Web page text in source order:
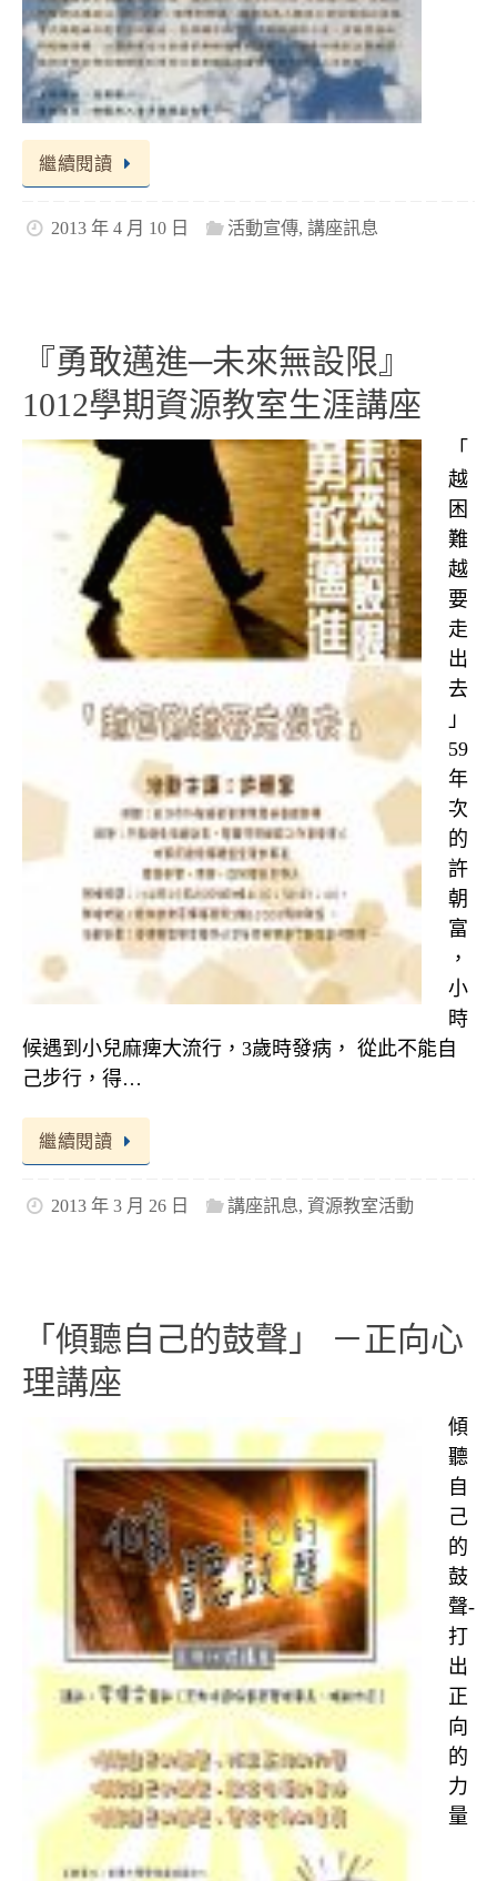
繼續閱讀
2013 年 4 月 10 日 活動宣傳, 講座訊息
『勇敢邁進─未來無設限』
1012學期資源教室生涯講座
「
越
困
難
越
要
走
出
去
」
59
年
次
的
許
朝
富
，
小
時
候遇到小兒麻痺大流行，3歲時發病， 從此不能自
己步行，得…
繼續閱讀
2013 年 3 月 26 日 講座訊息, 資源教室活動
「傾聽自己的鼓聲」 －正向心
理講座
傾
聽
自
己
的
鼓
聲-
打
出
正
向
的
力
量